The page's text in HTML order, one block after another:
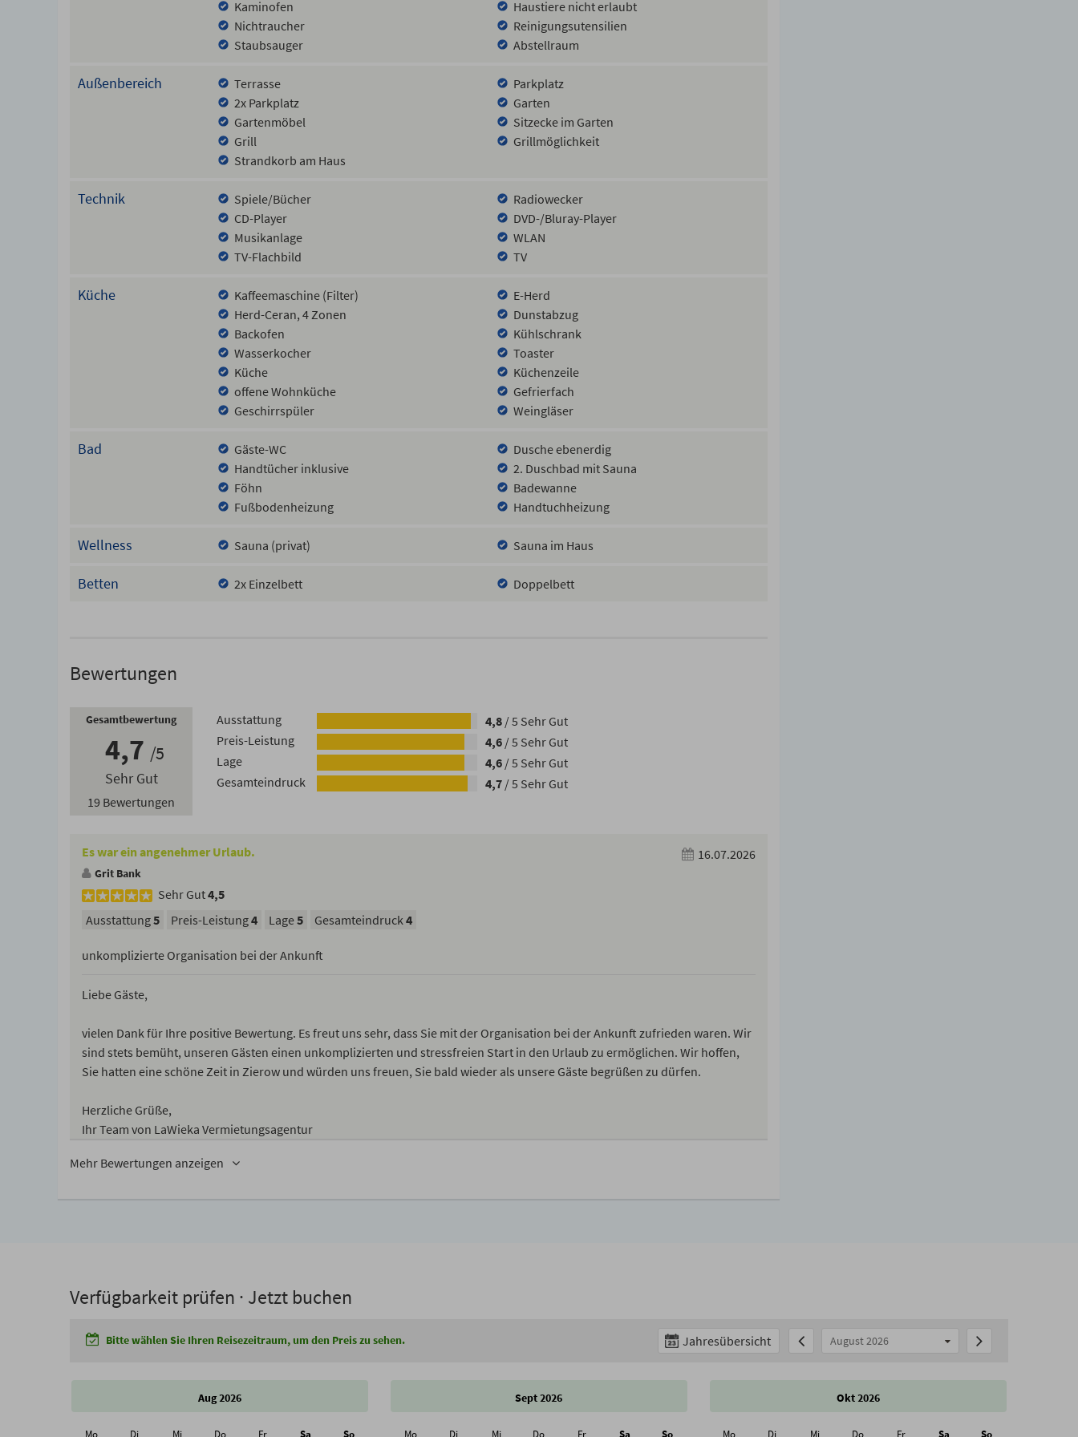
Kaminofen
Haustiere nicht erlaubt
Nichtraucher
Reinigungsutensilien
Staubsauger
Abstellraum
Außenbereich Terrasse
Parkplatz
2x Parkplatz
Garten
Gartenmöbel
Sitzecke im Garten
Grill
Grillmöglichkeit
Strandkorb am Haus
Technik Spiele/Bücher
Radiowecker
CD-Player
DVD-/Bluray-Player
Musikanlage
WLAN
TV-Flachbild
TV
Küche Kaffeemaschine (Filter)
E-Herd
Herd-Ceran, 4 Zonen
Dunstabzug
Backofen
Kühlschrank
Wasserkocher
Toaster
Küche
Küchenzeile
offene Wohnküche
Gefrierfach
Geschirrspüler
Weingläser
Bad Gäste-WC
Dusche ebenerdig
Handtücher inklusive
2. Duschbad mit Sauna
Föhn
Badewanne
Fußbodenheizung
Handtuchheizung
Wellness Sauna (privat) Sauna im Haus
Betten 2x Einzelbett Doppelbett
Bewertungen
Gesamtbewertung
4,7 5
Sehr Gut
19 Bewertungen
Ausstattung 4,8 /5 Sehr Gut
Preis-Leistung
4,6 /5 Sehr Gut
Lage
4,6 /5 Sehr Gut
Gesamteindruck
4,7 /5 Sehr Gut
Es war ein angenehmer Urlaub.
Grit Bank
16.07.2026
Sehr Gut4,5
Ausstattung5 Preis-Leistung4 Lage5 Gesamteindruck4
unkomplizierte Organisation bei der Ankunft
Liebe Gäste,
vielen Dank für Ihre positive Bewertung. Es freut uns sehr, dass Sie mit der Organisation bei der Ankunft zufrieden waren. Wir
sind stets bemüht, unseren Gästen einen unkomplizierten und stressfreien Start in den Urlaub zu ermöglichen. Wir hoffen,
Sie hatten eine schöne Zeit in Zierow und würden uns freuen, Sie bald wieder als unsere Gäste begrüßen zu dürfen.
Herzliche Grüße,
Ihr Team von LaWieka Vermietungsagentur
Mehr Bewertungen anzeigen
Verfügbarkeit prüfen · Jetzt buchen
Bitte wählen Sie Ihren Reisezeitraum, um den Preis zu sehen. August 2026
Jahresübersicht
Aug 2026
Mo Di Mi Do Fr Sa So
Sept 2026
Mo Di Mi Do Fr Sa So
Okt 2026
Mo Di Mi Do Fr Sa So